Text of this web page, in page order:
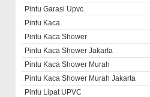
Pintu Garasi Upvc
Pintu Kaca
Pintu Kaca Shower
Pintu Kaca Shower Jakarta
Pintu Kaca Shower Murah
Pintu Kaca Shower Murah Jakarta
Pintu Lipat UPVC